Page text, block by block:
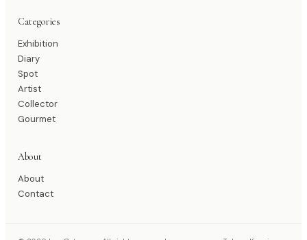
Categories
Exhibition
Diary
Spot
Artist
Collector
Gourmet
About
About
Contact